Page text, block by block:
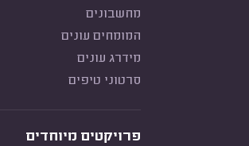
מחשבונים
המומחים עונים
מידרג עונים
סרטוני טיפים
פרויקטים מיוחדים